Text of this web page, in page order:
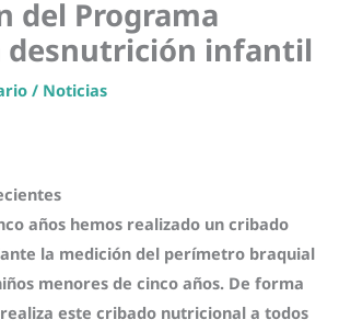
del Programa
desnutrición infantil
/ Noticias
años hemos realizado un cribado
la medición del perímetro braquial
menores de cinco años. De forma
este cribado nutricional a todos